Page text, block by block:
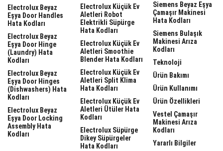
Electrolux Beyaz
Eşya Door Handles
Hata Kodları
Electrolux Beyaz
Eşya Door Hinge
(laundry) Hata
Kodları
Electrolux Beyaz
Eşya Door Hinges
(dishwashers) Hata
Kodları
Electrolux Beyaz
Eşya Door Locking
Assembly Hata
Kodları
Electrolux Küçük Ev
Aletleri Robot
Elektrikli Süpürge
Hata Kodları
Electrolux Küçük Ev
Aletleri Smoothie
Blender Hata Kodları
Electrolux Küçük Ev
Aletleri Split Klima
Hata Kodları
Electrolux Küçük Ev
Aletleri Ütüler Hata
Kodları
Electrolux Süpürge
Dikey Süpürgeler
Hata Kodları
Siemens Beyaz Eşya
Çamaşır Makinesi
Hata Kodları
Siemens Bulaşık
Makinesi Arıza
Kodları
Teknoloji
Ürün Bakımı
Ürün Kullanımı
Ürün Özellikleri
Vestel Çamaşır
Makinesi Arıza
Kodları
Yararlı Bilgiler